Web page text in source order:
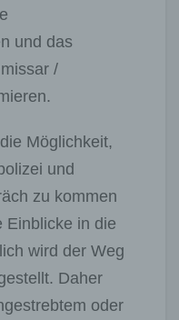
und das
/
Möglichkeit,
und
zu kommen
Einblicke in die
wird der Weg
Daher
oder